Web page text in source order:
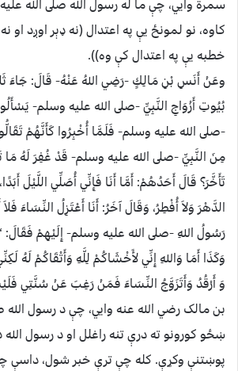
سمرة وايي، چې ما له رسول الله صلى الله
کاوه، نو لمونځ يې په اعتدال (نه ډېر اوږد او
خطبه يې په اعتدال کې وه)).
وعَنْ أَنَسِ بْنِ مَالِكٍ -رَضِي اللهُ عَنْهُ- قَالَ: جَاءَ
بُيُوتِ أَزْوَاجِ النَّبِيِّ -صلى الله عليه وسلم-
-صلى الله عليه وسلم- فَلَمَّا أُخْبِرُوا كَأَنَّهُمْ
مِنَ النَّبِيِّ -صلى الله عليه وسلم- قَدْ غُفِرَ لَهُ
تَأَخَّرَ؟ قَالَ أَحَدُهُمْ: أَمَّا أَنَا فَإِنِّي أُصَلِّي اللَّيْلَ
الدَّهْرَ وَلاَ أُفْطِرُ، وَقَالَ آخَرُ: أَنَا أَعْتَزِلُ النِّسَاءَ
رَسُولُ اللهِ -صلى الله عليه وسلم- إِلَيْهِمْ فَقَالَ:
وَكَذَا أَمَا وَاللهِ إِنِّي لأَخْشَاكُمْ لِلَّهِ وَأَتْقَاكُمْ لَهُ
وَ أَرْقُدُ وَأَتَزَوَّجُ النِّسَاءَ فَمَنْ رَغِبَ عَنْ سُنَّتِي
بن مالک رضي الله عنه وايي، چې د رسول الله
ښځو کورونو ته درې تنه راغلل او د رسول
پوښتنې وکړې. کله چې ترې خبر شول، داسې